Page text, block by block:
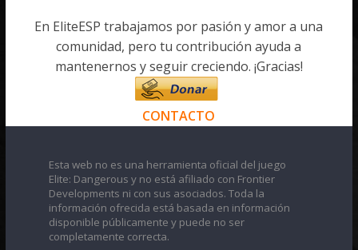
En EliteESP trabajamos por pasión y amor a una
comunidad, pero tu contribución ayuda a
mantenernos y seguir creciendo. ¡Gracias!
CONTACTO
Esta web no es una herramienta oficial del juego
Elite: Dangerous y no está afiliado con Frontier
Developments ni con sus asociados. Toda la
información ofrecida está basada en información
disponible públicamente y puede no ser
completamente correcta.